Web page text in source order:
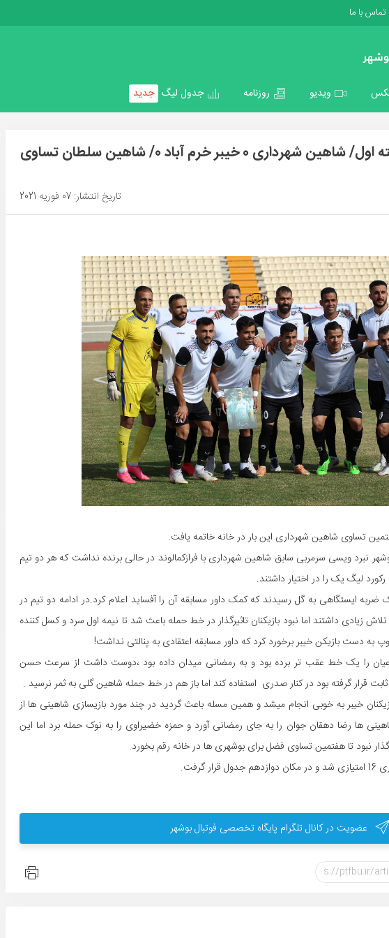
تماس با ما
ویدیو روزنامه جدول لیگ جدید
هفته سیزدهم لیگ دسته اول/ شاهین شهرداری 0 خیبر خرم آباد 0/ شاهین سلطان تساوی
تاریخ انتشار: 07 فوریه 2021
تساوی شاهین شهرداری این بار در خانه خاتمه یافت.
نبرد ویسی سرمربی سابق شاهین شهرداری با فرازکمالوند در حالی برنده نداشت که هر دو تیم
لیگ یک را در اختیار داشتند.
ایستگاهی به گل رسیدند که کمک داور مسابقه آن را آفساید اعلام کرد.در ادامه دو تیم در
زیادی داشتند اما نبود بازیکنان تاثیرگذار در خط حمله باعث شد تا نیمه اول سرد و کسل کننده
به دست بازیکن خیبر برخورد کرد که داور مسابقه اعتقادی به پنالتی نداشت!
را یک خط عقب تر برده بود و به رمضانی میدان داده بود ،دوست داشت از سرعت حسن
ثابت قرار گرفته بود در کنار صدری استفاده کند اما باز هم در خط حمله شاهین گلی به ثمر نرسید .
خیبر به خوبی انجام میشد و همین مسله باعث گردید در چند مورد بازیسازی شاهینی ها از
ها رضا دهقان جوان را به جای رمضانی آورد و حمزه خضیراوی را به نوک حمله برد اما این
نبود تا هفتمین تساوی فضل برای بوشهری ها در خانه رقم بخورد.
عضویت در کانال تلگرام پایگاه تخصصی فوتبال بوشهر